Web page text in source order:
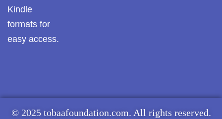
Kindle
formats for
easy access.
© 2025 tobaafoundation.com. All rights reserved.